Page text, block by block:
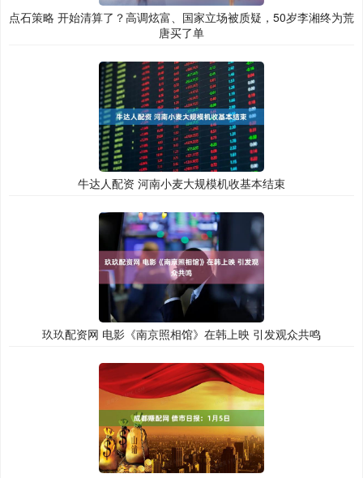
点石策略 开始清算了？高调炫富、国家立场被质疑，50岁李湘终为荒
唐买了单
牛达人配资 河南小麦大规模机收基本结束
玖玖配资网 电影《南京照相馆》在韩上映 引发观众共鸣